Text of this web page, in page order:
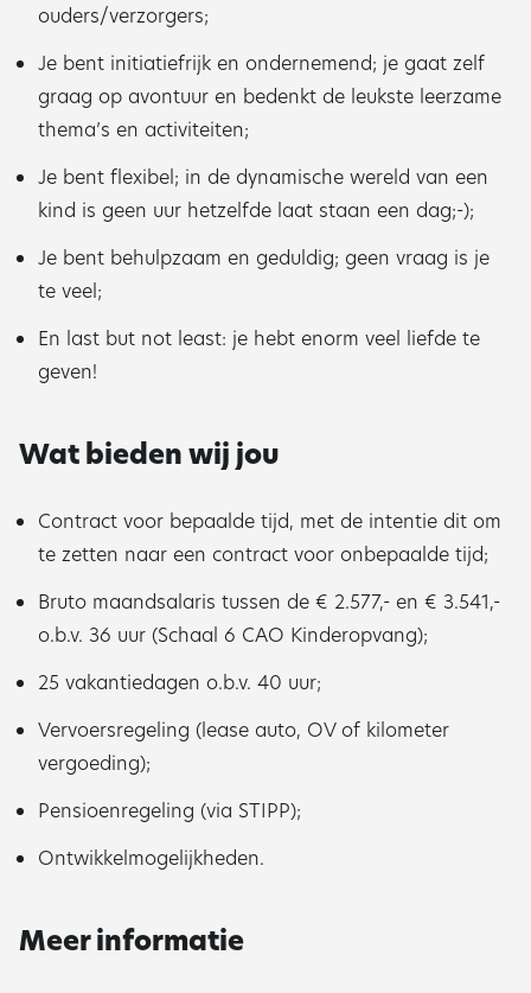
ouders/verzorgers;
Je bent initiatiefrijk en ondernemend; je gaat zelf
graag op avontuur en bedenkt de leukste leerzame
thema’s en activiteiten;
Je bent flexibel; in de dynamische wereld van een
kind is geen uur hetzelfde laat staan een dag;-);
Je bent behulpzaam en geduldig; geen vraag is je
te veel;
En last but not least: je hebt enorm veel liefde te
geven!
Wat bieden wij jou
Contract voor bepaalde tijd, met de intentie dit om
te zetten naar een contract voor onbepaalde tijd;
Bruto maandsalaris tussen de € 2.577,- en € 3.541,-
o.b.v. 36 uur (Schaal 6 CAO Kinderopvang);
25 vakantiedagen o.b.v. 40 uur;
Vervoersregeling (lease auto, OV of kilometer
vergoeding);
Pensioenregeling (via STIPP);
Ontwikkelmogelijkheden.
Meer informatie